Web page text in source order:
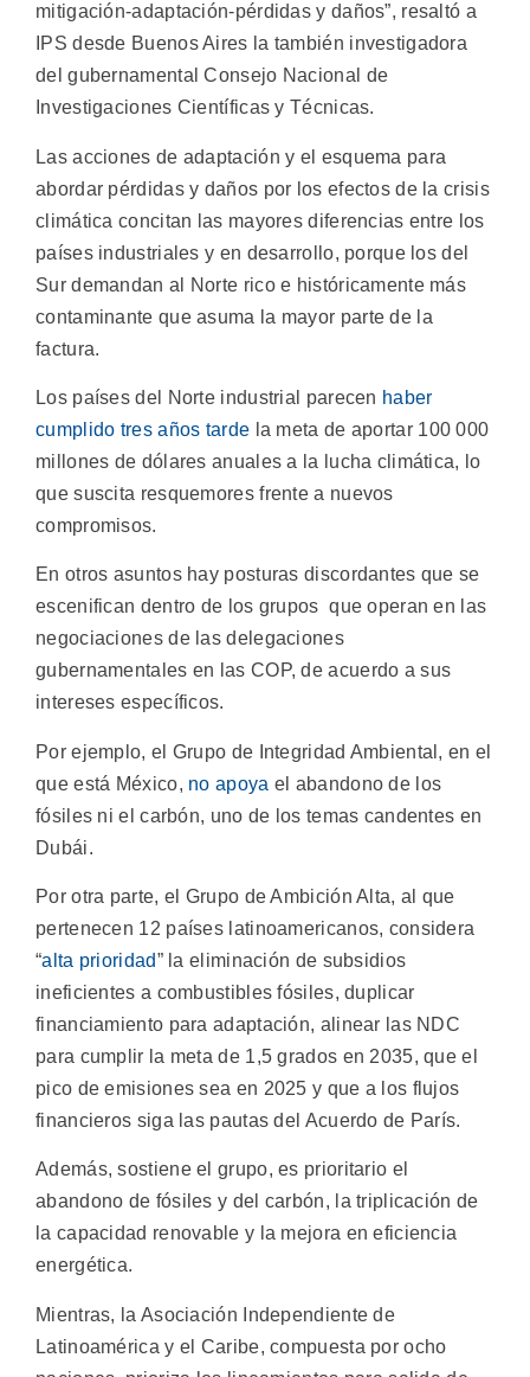
mitigación-adaptación-pérdidas y daños”, resaltó a
IPS desde Buenos Aires la también investigadora
del gubernamental Consejo Nacional de
Investigaciones Científicas y Técnicas.
Las acciones de adaptación y el esquema para
abordar pérdidas y daños por los efectos de la crisis
climática concitan las mayores diferencias entre los
países industriales y en desarrollo, porque los del
Sur demandan al Norte rico e históricamente más
contaminante que asuma la mayor parte de la
factura.
Los países del Norte industrial parecen haber
cumplido tres años tarde la meta de aportar 100 000
millones de dólares anuales a la lucha climática, lo
que suscita resquemores frente a nuevos
compromisos.
En otros asuntos hay posturas discordantes que se
escenifican dentro de los grupos que operan en las
negociaciones de las delegaciones
gubernamentales en las COP, de acuerdo a sus
intereses específicos.
Por ejemplo, el Grupo de Integridad Ambiental, en el
que está México, no apoya el abandono de los
fósiles ni el carbón, uno de los temas candentes en
Dubái.
Por otra parte, el Grupo de Ambición Alta, al que
pertenecen 12 países latinoamericanos, considera
“alta prioridad” la eliminación de subsidios
ineficientes a combustibles fósiles, duplicar
financiamiento para adaptación, alinear las NDC
para cumplir la meta de 1,5 grados en 2035, que el
pico de emisiones sea en 2025 y que a los flujos
financieros siga las pautas del Acuerdo de París.
Además, sostiene el grupo, es prioritario el
abandono de fósiles y del carbón, la triplicación de
la capacidad renovable y la mejora en eficiencia
energética.
Mientras, la Asociación Independiente de
Latinoamérica y el Caribe, compuesta por ocho